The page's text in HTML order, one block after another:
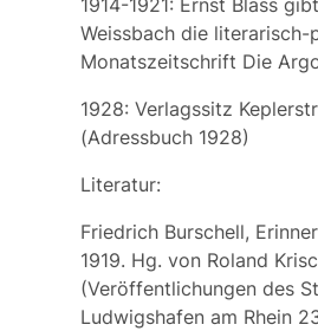
1914-1921: Ernst Blass
Weissbach die literarisch-
Monatszeitschrift Die
1928: Verlagssitz
(Adressbuch 1928)
Literatur:
Friedrich Burschell,
1919. Hg. von Roland
(Veröffentlichungen des
Ludwigshafen am Rhein